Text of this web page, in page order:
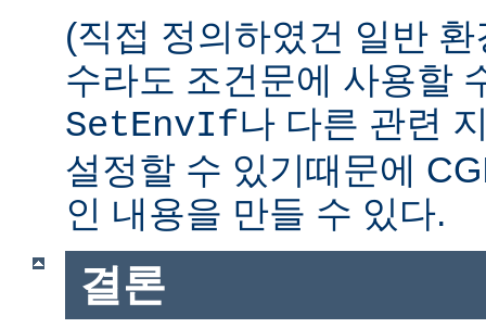
(직접 정의하였건 일반
수라도 조건문에 사용할
SetEnvIf나 다른 관련
설정할 수 있기때문에
인 내용을 만들 수 있다.
결론